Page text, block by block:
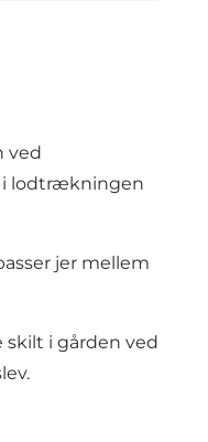
ved
i lodtrækningen
jer mellem
skilt i gården ved